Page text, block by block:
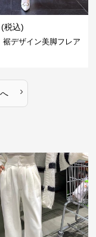
(税込)
裾デザイン美脚フレア
›